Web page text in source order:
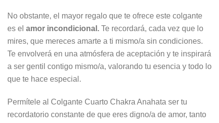
No obstante, el mayor regalo que te ofrece este colgante
es el amor incondicional. Te recordará, cada vez que lo
mires, que mereces amarte a ti mismo/a sin condiciones.
Te envolverá en una atmósfera de aceptación y te inspirará
a ser gentil contigo mismo/a, valorando tu esencia y todo lo
que te hace especial.
Permítele al Colgante Cuarto Chakra Anahata ser tu
recordatorio constante de que eres digno/a de amor, tanto